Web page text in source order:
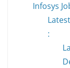
Infosys
: